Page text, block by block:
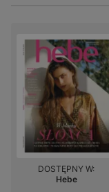
DOSTĘPNY W:
Hebe